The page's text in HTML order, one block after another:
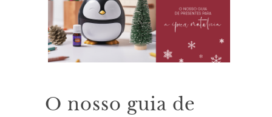
O nosso guia de